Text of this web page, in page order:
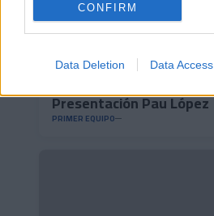
CONFIRM
Data Deletion Data Access
Presentación Pau López
PRIMER EQUIPO